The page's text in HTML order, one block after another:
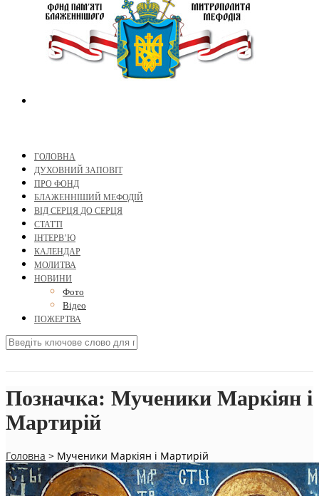
ГОЛОВНА
ДУХОВНИЙ ЗАПОВІТ
ПРО ФОНД
БЛАЖЕННІШИЙ МЕФОДІЙ
ВІД СЕРЦЯ ДО СЕРЦЯ
СТАТТІ
ІНТЕРВ’Ю
КАЛЕНДАР
МОЛИТВА
НОВИНИ
Фото
Відео
ПОЖЕРТВА
Позначка: Мученики Маркіян і
Мартирій
Головна > Мученики Маркіян і Мартирій